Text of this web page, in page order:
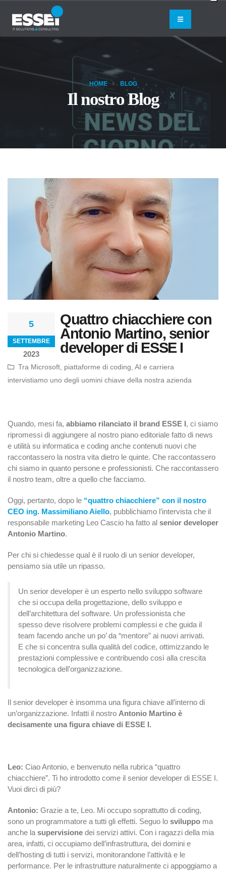
Il nostro Blog
HOME BLOG
5
SETTEMBRE
2023
Quattro chiacchiere con
Antonio Martino, senior
developer di ESSE I
Tra Microsoft, piattaforme di coding, AI e carriera
intervistiamo uno degli uomini chiave della nostra azienda
Quando, mesi fa, abbiamo rilanciato il brand ESSE I, ci siamo
ripromessi di aggiungere al nostro piano editoriale fatto di news
e utilità su informatica e coding anche contenuti nuovi che
raccontassero la nostra vita dietro le quinte. Che raccontassero
chi siamo in quanto persone e professionisti. Che raccontassero
il nostro team, oltre a quello che facciamo.
Oggi, pertanto, dopo le “quattro chiacchiere” con il nostro
CEO ing. Massimiliano Aiello, pubblichiamo l’intervista che il
responsabile marketing Leo Cascio ha fatto al senior developer
Antonio Martino.
Per chi si chiedesse qual è il ruolo di un senior developer,
pensiamo sia utile un ripasso.
Un serior developer è un esperto nello sviluppo software
che si occupa della progettazione, dello sviluppo e
dell’architettura del software. Un professionista che
spesso deve risolvere problemi complessi e che guida il
team facendo anche un po’ da “mentore” ai nuovi arrivati.
E che si concentra sulla qualità del codice, ottimizzando le
prestazioni complessive e contribuendo così alla crescita
tecnologica dell’organizzazione.
Il senior developer è insomma una figura chiave all’interno di
un’organizzazione. Infatti il nostro Antonio Martino è
decisamente una figura chiave di ESSE I.
Leo: Ciao Antonio, e benvenuto nella rubrica “quattro
chiacchiere”. Ti ho introdotto come il senior developer di ESSE I.
Vuoi dirci di più?
Antonio: Grazie a te, Leo. Mi occupo soprattutto di coding,
sono un programmatore a tutti gli effetti. Seguo lo sviluppo ma
anche la supervisione dei servizi attivi. Con i ragazzi della mia
area, infatti, ci occupiamo dell’infrastruttura, dei domini e
dell’hosting di tutti i servizi, monitorandone l’attività e le
performance. Per le infrastrutture naturalmente ci appoggiamo a